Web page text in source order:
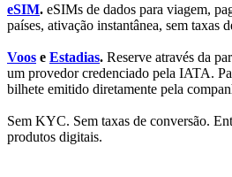
eSIM. eSIMs de dados para viagem,
países, ativação instantânea, sem taxas
Voos e Estadias. Reserve através da
um provedor credenciado pela IATA.
bilhete emitido diretamente pela
Sem KYC. Sem taxas de conversão.
produtos digitais.